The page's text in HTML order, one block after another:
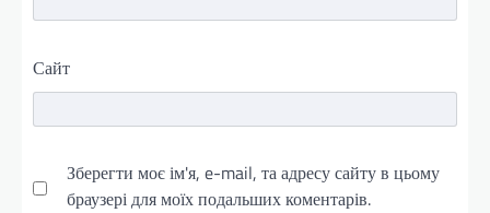
Сайт
Зберегти моє ім'я, e-mail, та адресу сайту в цьому
браузері для моїх подальших коментарів.